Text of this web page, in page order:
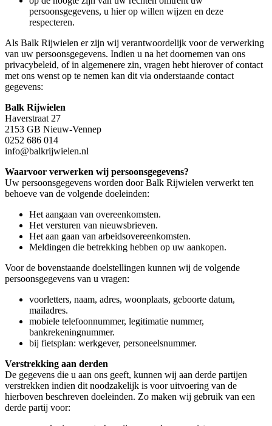
persoonsgegevens, u hier op willen wijzen en deze
respecteren.
Als Balk Rijwielen er zijn wij verantwoordelijk voor de verwerking
van uw persoonsgegevens. Indien u na het doornemen van ons
privacybeleid, of in algemenere zin, vragen hebt hierover of contact
met ons wenst op te nemen kan dit via onderstaande contact
gegevens:
Balk Rijwielen
Haverstraat 27
2153 GB Nieuw-Vennep
0252 686 014
info@balkrijwielen.nl
Waarvoor verwerken wij persoonsgegevens?
Uw persoonsgegevens worden door Balk Rijwielen verwerkt ten
behoeve van de volgende doeleinden:
Het aangaan van overeenkomsten.
Het versturen van nieuwsbrieven.
Het aan gaan van arbeidsovereenkomsten.
Meldingen die betrekking hebben op uw aankopen.
Voor de bovenstaande doelstellingen kunnen wij de volgende
persoonsgegevens van u vragen:
voorletters, naam, adres, woonplaats, geboorte datum,
mailadres.
mobiele telefoonnummer, legitimatie nummer,
bankrekeningnummer.
bij fietsplan: werkgever, personeelsnummer.
Verstrekking aan derden
De gegevens die u aan ons geeft, kunnen wij aan derde partijen
verstrekken indien dit noodzakelijk is voor uitvoering van de
hierboven beschreven doeleinden. Zo maken wij gebruik van een
derde partij voor: